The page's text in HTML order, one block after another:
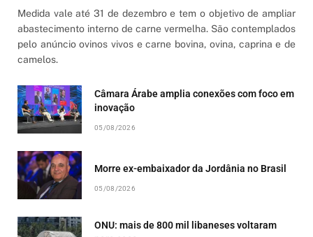
Medida vale até 31 de dezembro e tem o objetivo de ampliar
abastecimento interno de carne vermelha. São contemplados
pelo anúncio ovinos vivos e carne bovina, ovina, caprina e de
camelos.
Câmara Árabe amplia conexões com foco em
inovação
05/08/2026
Morre ex-embaixador da Jordânia no Brasil
05/08/2026
ONU: mais de 800 mil libaneses voltaram